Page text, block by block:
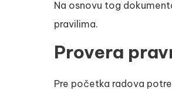
Na osnovu tog
pravilima.
Provera
Pre početka radova